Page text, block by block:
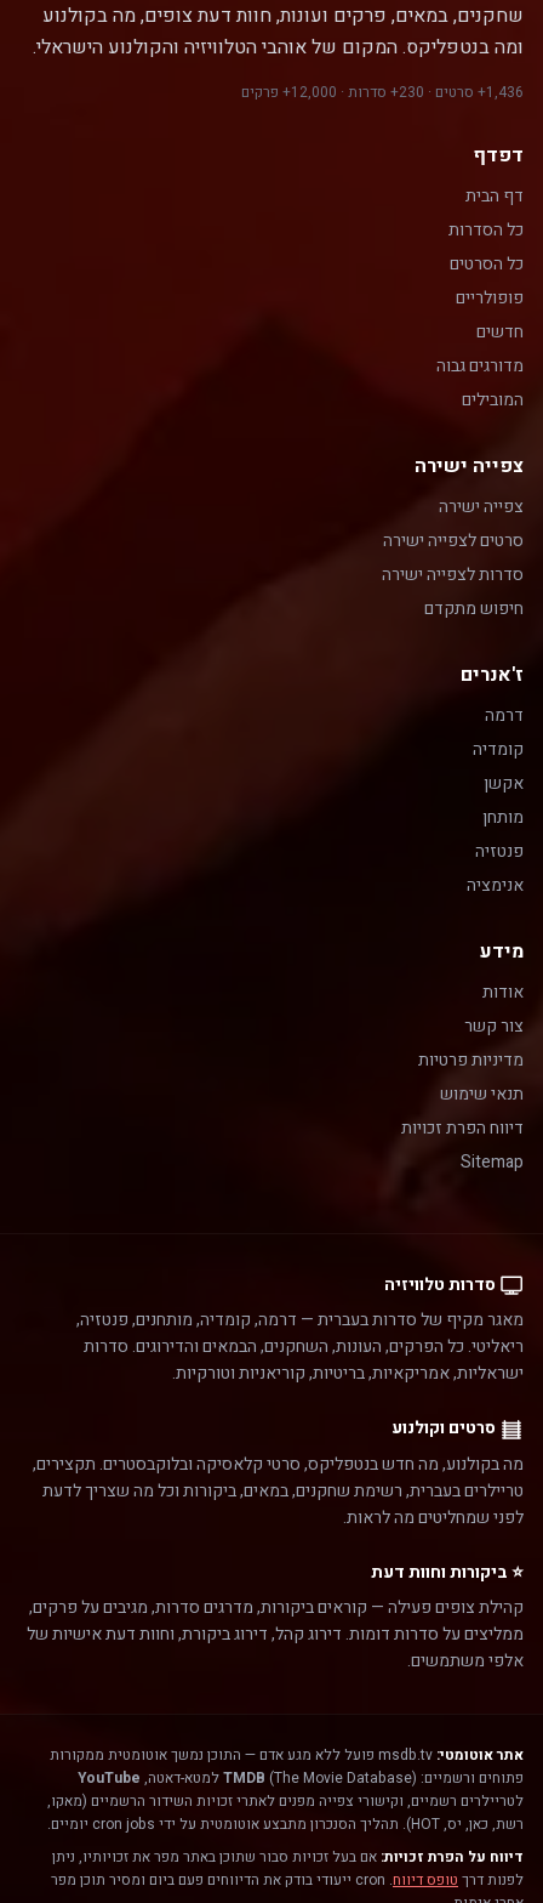
שחקנים, במאים, פרקים ועונות, חוות דעת צופים, מה בקולנוע
ומה בנטפליקס. המקום של אוהבי הטלוויזיה והקולנוע הישראלי.
1,436+ סרטים · 230+ סדרות · 12,000+ פרקים
דפדף
דף הבית
כל הסדרות
כל הסרטים
פופולריים
חדשים
מדורגים גבוה
המובילים
צפייה ישירה
צפייה ישירה
סרטים לצפייה ישירה
סדרות לצפייה ישירה
חיפוש מתקדם
ז'אנרים
דרמה
קומדיה
אקשן
מותחן
פנטזיה
אנימציה
מידע
אודות
צור קשר
מדיניות פרטיות
תנאי שימוש
דיווח הפרת זכויות
Sitemap
סדרות טלוויזיה
מאגר מקיף של סדרות בעברית — דרמה, קומדיה, מותחנים, פנטזיה,
ריאליטי. כל הפרקים, העונות, השחקנים, הבמאים והדירוגים. סדרות
ישראליות, אמריקאיות, בריטיות, קוריאניות וטורקיות.
סרטים וקולנוע
מה בקולנוע, מה חדש בנטפליקס, סרטי קלאסיקה ובלוקבסטרים. תקצירים,
טריילרים בעברית, רשימת שחקנים, במאים, ביקורות וכל מה שצריך לדעת
לפני שמחליטים מה לראות.
⭐ ביקורות וחוות דעת
קהילת צופים פעילה — קוראים ביקורות, מדרגים סדרות, מגיבים על פרקים,
ממליצים על סדרות דומות. דירוג קהל, דירוג ביקורת, וחוות דעת אישיות של
אלפי משתמשים.
אתר אוטומטי:
msdb.tv פועל ללא מגע אדם — התוכן נמשך אוטומטית ממקורות
פתוחים ורשמיים:
TMDB (The Movie Database) למטא-דאטה,
YouTube
לטריילרים רשמיים, וקישורי צפייה מפנים לאתרי זכויות השידור הרשמיים (מאקו,
רשת, כאן, יס, HOT). תהליך הסנכרון מתבצע אוטומטית על ידי cron jobs יומיים.
דיווח על הפרת זכויות: אם בעל זכויות סבור שתוכן באתר מפר את זכויותיו, ניתן
לפנות דרך טופס דיווח
. cron ייעודי בודק את הדיווחים פעם ביום ומסיר תוכן מפר